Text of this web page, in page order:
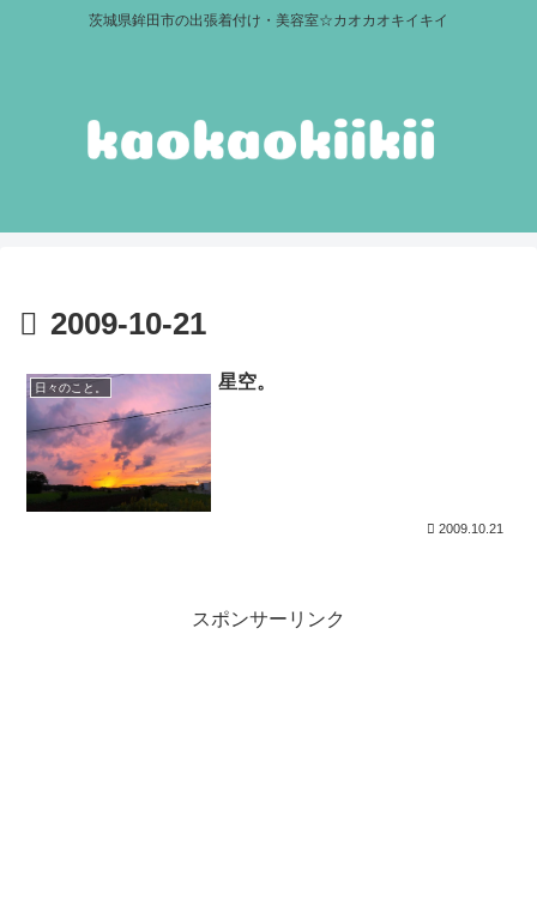
茨城県鉾田市の出張着付け・美容室☆カオカオキイキイ
2009-10-21
日々のこと。 星空。
2009.10.21
スポンサーリンク